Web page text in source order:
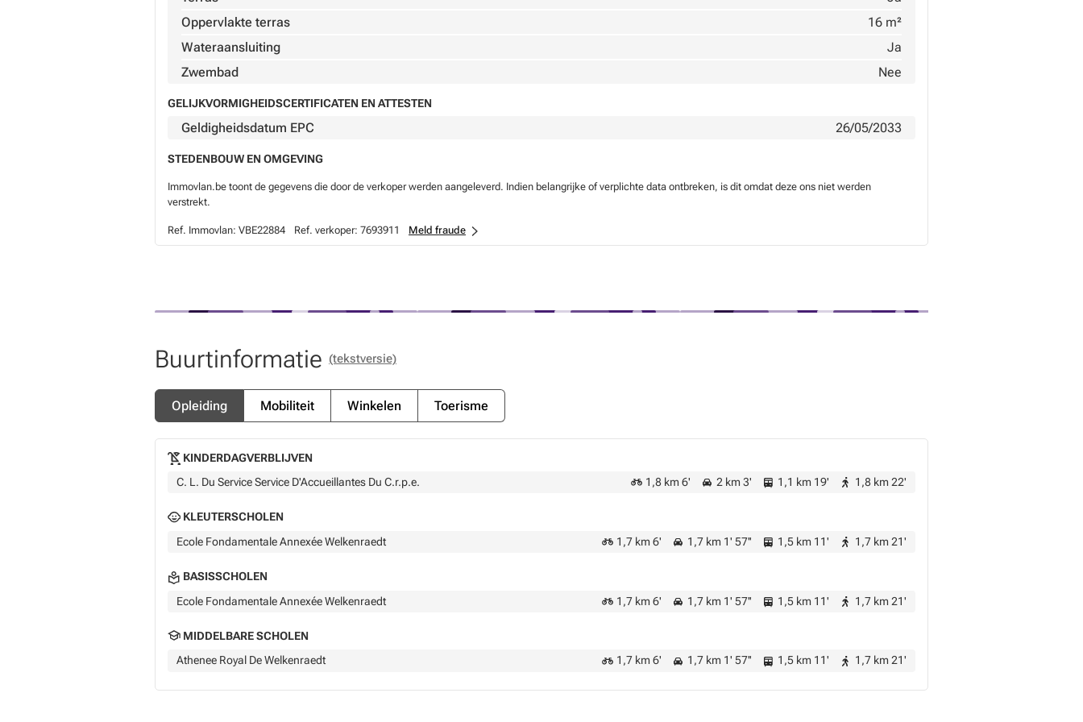
Oppervlakte terras
16 m²
Wateraansluiting
Ja
Zwembad
Nee
GELIJKVORMIGHEIDSCERTIFICATEN EN ATTESTEN
Geldigheidsdatum EPC 26/05/2033
STEDENBOUW EN OMGEVING
Immovlan.be toont de gegevens die door de verkoper werden aangeleverd. Indien belangrijke of verplichte data ontbreken, is dit omdat deze ons niet werden
verstrekt.
Ref. Immovlan: VBE22884 Ref. verkoper: 7693911 Meld fraude
Buurtinformatie (tekstversie)
Opleiding Mobiliteit Winkelen Toerisme
KINDERDAGVERBLIJVEN
C. L. Du Service Service D'Accueillantes Du C.r.p.e.
1,8 km 6' 2 km 3' 1,1 km 19' 1,8 km 22'
KLEUTERSCHOLEN
Ecole Fondamentale Annexée Welkenraedt
1,7 km 6' 1,7 km 1' 57'' 1,5 km 11' 1,7 km 21'
BASISSCHOLEN
Ecole Fondamentale Annexée Welkenraedt
1,7 km 6' 1,7 km 1' 57'' 1,5 km 11' 1,7 km 21'
MIDDELBARE SCHOLEN
Athenee Royal De Welkenraedt
1,7 km 6' 1,7 km 1' 57'' 1,5 km 11' 1,7 km 21'